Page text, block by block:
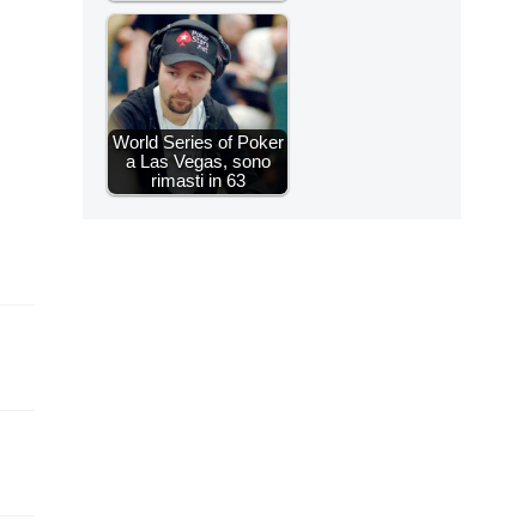
World Series of Poker
a Las Vegas, sono
rimasti in 63